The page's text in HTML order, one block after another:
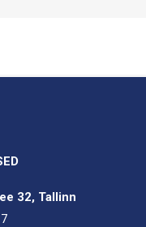
32, Tallinn